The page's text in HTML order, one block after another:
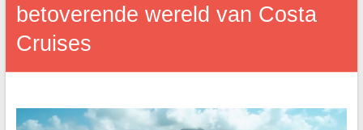
betoverende wereld van Costa
Cruises